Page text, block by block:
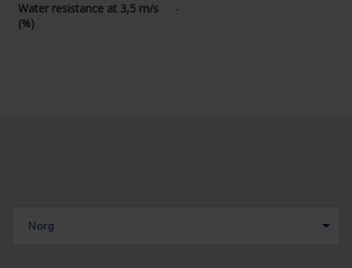
Water resistance at 3,5 m/s
(%)
-
Norg